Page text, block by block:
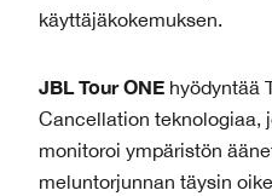
käyttäjäkokemuksen.
JBL Tour ONE hyödyntää
Cancellation teknologiaa,
monitoroi ympäristön
meluntorjunnan täysin